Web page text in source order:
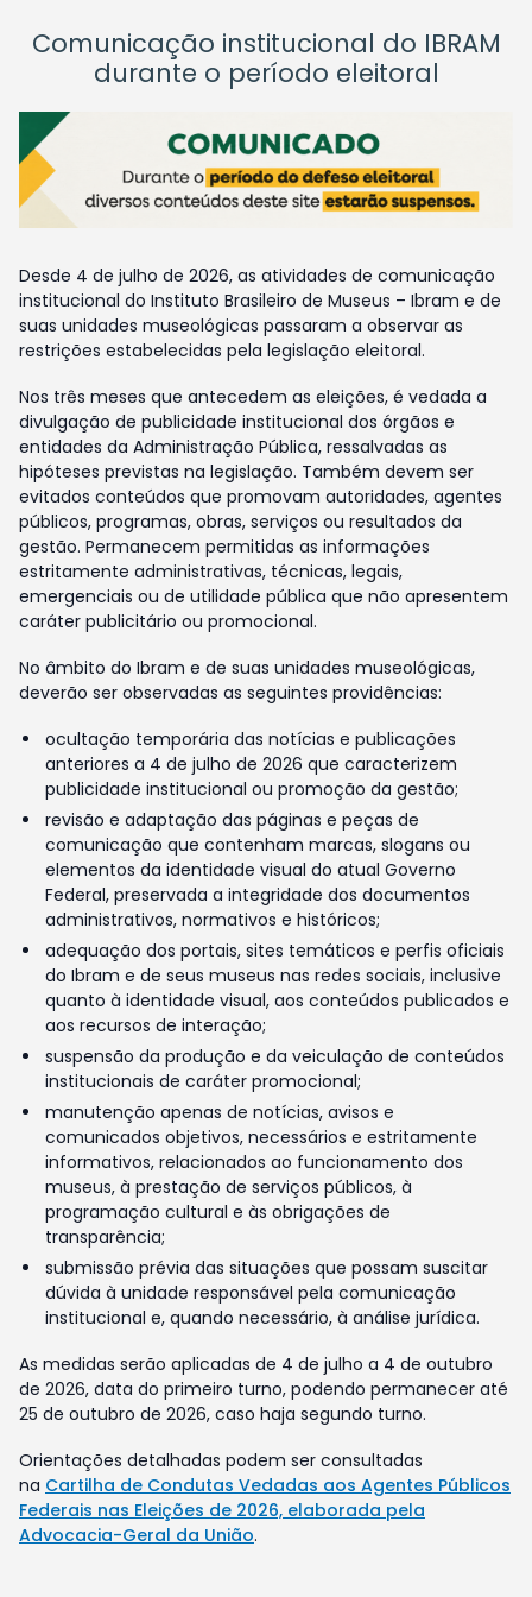
Comunicação institucional do IBRAM
durante o período eleitoral
Desde 4 de julho de 2026, as atividades de comunicação
institucional do Instituto Brasileiro de Museus – Ibram e de
suas unidades museológicas passaram a observar as
restrições estabelecidas pela legislação eleitoral.
Nos três meses que antecedem as eleições, é vedada a
divulgação de publicidade institucional dos órgãos e
entidades da Administração Pública, ressalvadas as
hipóteses previstas na legislação. Também devem ser
evitados conteúdos que promovam autoridades, agentes
públicos, programas, obras, serviços ou resultados da
gestão. Permanecem permitidas as informações
estritamente administrativas, técnicas, legais,
emergenciais ou de utilidade pública que não apresentem
caráter publicitário ou promocional.
No âmbito do Ibram e de suas unidades museológicas,
deverão ser observadas as seguintes providências:
ocultação temporária das notícias e publicações
anteriores a 4 de julho de 2026 que caracterizem
publicidade institucional ou promoção da gestão;
revisão e adaptação das páginas e peças de
comunicação que contenham marcas, slogans ou
elementos da identidade visual do atual Governo
Federal, preservada a integridade dos documentos
administrativos, normativos e históricos;
adequação dos portais, sites temáticos e perfis oficiais
do Ibram e de seus museus nas redes sociais, inclusive
quanto à identidade visual, aos conteúdos publicados e
aos recursos de interação;
suspensão da produção e da veiculação de conteúdos
institucionais de caráter promocional;
manutenção apenas de notícias, avisos e
comunicados objetivos, necessários e estritamente
informativos, relacionados ao funcionamento dos
museus, à prestação de serviços públicos, à
programação cultural e às obrigações de
transparência;
submissão prévia das situações que possam suscitar
dúvida à unidade responsável pela comunicação
institucional e, quando necessário, à análise jurídica.
As medidas serão aplicadas de 4 de julho a 4 de outubro
de 2026, data do primeiro turno, podendo permanecer até
25 de outubro de 2026, caso haja segundo turno.
Orientações detalhadas podem ser consultadas
na Cartilha de Condutas Vedadas aos Agentes Públicos
Federais nas Eleições de 2026, elaborada pela
Advocacia-Geral da União.